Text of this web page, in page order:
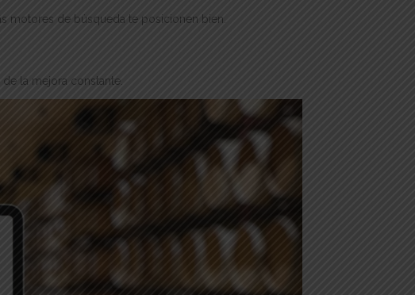
motores de búsqueda te posicionen bien.
la mejora constante.